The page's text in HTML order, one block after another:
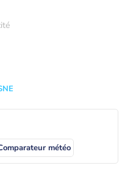
météo